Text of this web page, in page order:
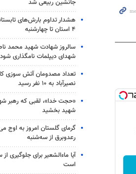
جانشین ربیعی شد
هشدار تداوم بارش‌های
۴ استان تا چهارشنبه
سالروز شهادت شهید محمد
شهدای دیپلمات نامگذاری شود
تعداد مصدومان آتش سوزی
نصیرآباد به ۱۰ نفر رسید
«حجت خدا»، لقبی که رهبر
شهید بخشید
گرمای گلستان امروز به اوج
رعدوبرق از سه‌شنبه
آیا ماءالشعیر برای جلوگیری
است